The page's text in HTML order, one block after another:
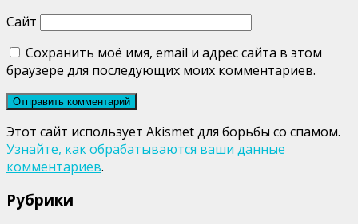
Сайт
Сохранить моё имя, email и адрес сайта в этом
браузере для последующих моих комментариев.
Этот сайт использует Akismet для борьбы со спамом.
Узнайте, как обрабатываются ваши данные
комментариев.
Рубрики